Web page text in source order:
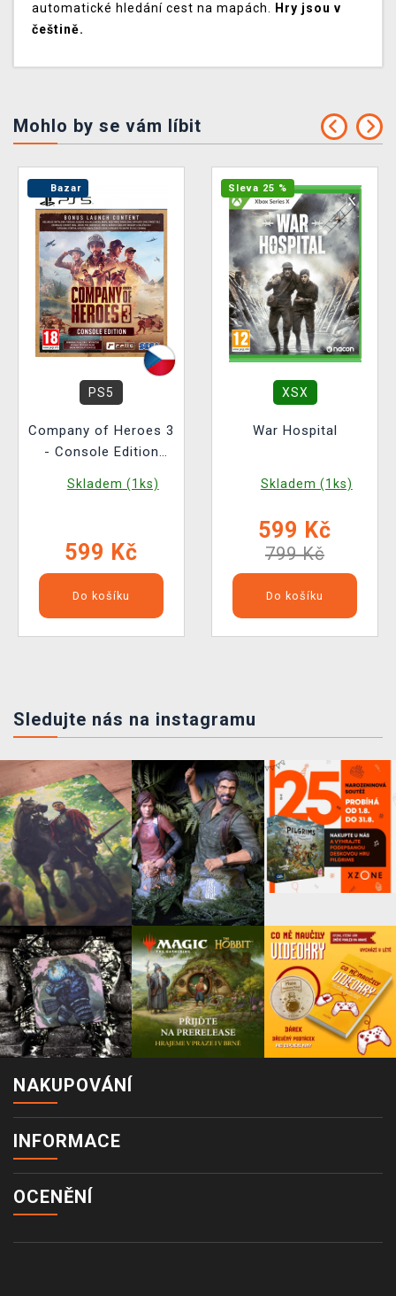
automatické hledání cest na mapách. Hry jsou v
češtině.
Mohlo by se vám líbit
Bazar
PS5
Company of Heroes 3
- Console Edition
Skladem (1ks)
599 Kč
Do košíku
Sleva 25 %
XSX
War Hospital
Skladem (1ks)
599 Kč
799 Kč
Do košíku
Sledujte nás na instagramu
NAKUPOVÁNÍ
INFORMACE
OCENĚNÍ